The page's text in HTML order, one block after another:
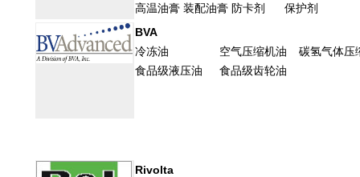
高温油膏 装配油膏 防卡剂
保护剂
BVA
冷冻油
空气压缩机油
碳氢气体压
食品级液压油
食品级齿轮油
Rivolta